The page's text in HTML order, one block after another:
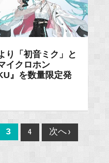
り「初音ミク」と
イクロホン
』を数量限定発
3 4 次へ ›